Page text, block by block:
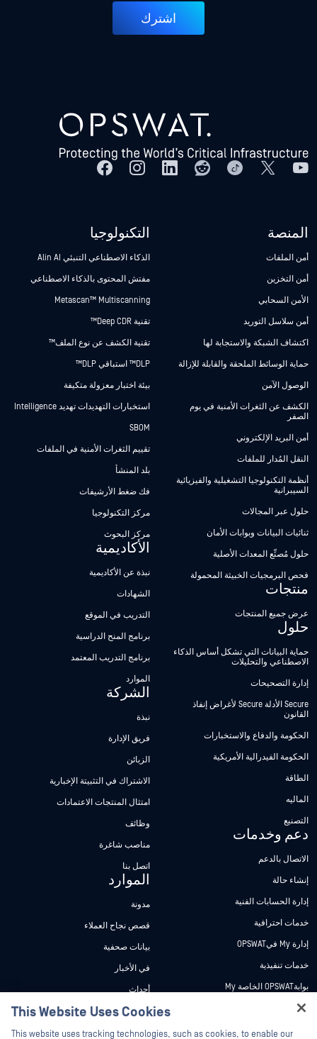
اشترك
المنصة
أمن الملفات
أمن التخزين
الأمن السحابي
أمن سلاسل التوريد
اكتشاف الشبكة والاستجابة لها
حماية الوسائط الملحقة والقابلة للإزالة
الوصول الآمن
الكشف عن الثغرات الأمنية في يوم
الصفر
أمن البريد الإلكتروني
النقل المُدار للملفات
أنظمة التكنولوجيا التشغيلية والفيزيائية
السيبرانية
حلول عبر المجالات
ثنائيات البيانات وبوابات الأمان
حلول مُصنِّع المعدات الأصلية
فحص البرمجيات الخبيثة المحمولة
منتجات
عرض جميع المنتجات
حلول
حماية البيانات التي تشكل أساس الذكاء
الاصطناعي والتحليلات
إدارة التصحيحات
Secure الأدلة Secure لأغراض إنفاذ
القانون
الحكومة والدفاع والاستخبارات
الحكومة الفيدرالية الأمريكية
الطاقة
الماليه
التصنيع
دعم وخدمات
الاتصال بالدعم
إنشاء حالة
إدارة الحسابات الفنية
خدمات احترافية
إدارة My فيOPSWAT
خدمات تنفيذية
بوابةOPSWAT الخاصة My
وثائق تقنية
دورات تدريبية
التكنولوجيا
الذكاء الاصطناعي التنبئي Alin AI
مفتش المحتوى بالذكاء الاصطناعي
Metascan™ Multiscanning
تقنية Deep CDR™
تقنية الكشف عن نوع الملف™
DLP™ استباقي DLP™
بيئة اختبار معزولة متكيفة
استخبارات التهديدات تهديد Intelligence
SBOM
تقييم الثغرات الأمنية في الملفات
بلد المنشأ
فك ضغط الأرشيفات
مركز التكنولوجيا
مركز البحوث
الأكاديمية
نبذة عن الأكاديمية
الشهادات
التدريب في الموقع
برنامج المنح الدراسية
برنامج التدريب المعتمد
الموارد
الشركة
نبذة
فريق الإدارة
الزبائن
الاشتراك في التثبيتة الإخبارية
امتثال المنتجات الاعتمادات
وظائف
مناصب شاغرة
اتصل بنا
الموارد
مدونة
قصص نجاح العملاء
بيانات صحفية
في الأخبار
أحداث
ندوات عبر الإنترنت
أوراق البيانات
This Website Uses Cookies
This website uses tracking technologies, such as cookies, to enable our
Hey there!